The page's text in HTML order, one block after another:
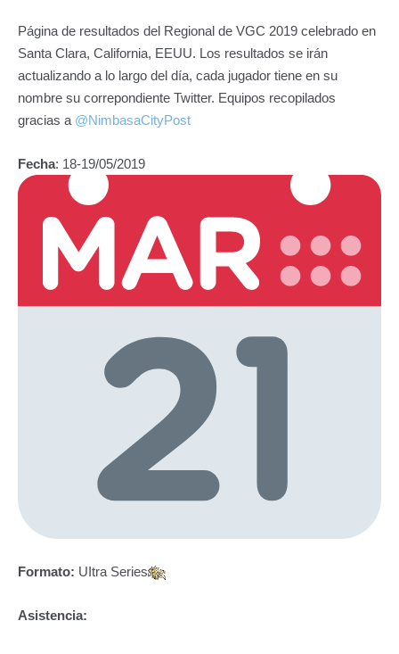
Página de resultados del Regional de VGC 2019 celebrado en
Santa Clara, California, EEUU. Los resultados se irán
actualizando a lo largo del día, cada jugador tiene en su
nombre su correpondiente Twitter. Equipos recopilados
gracias a @NimbasaCityPost
Fecha: 18-19/05/2019
Formato: UItra Series
Asistencia: